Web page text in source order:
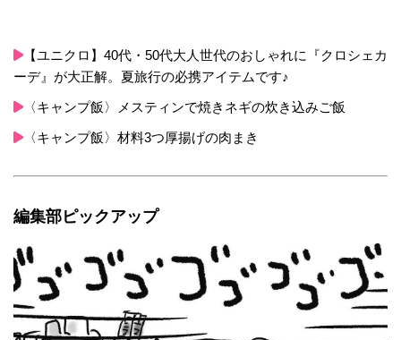
【ユニクロ】40代・50代大人世代のおしゃれに『クロシェカ
ーデ』が大正解。夏旅行の必携アイテムです♪
〈キャンプ飯〉メスティンで焼きネギの炊き込みご飯
〈キャンプ飯〉材料3つ厚揚げの肉まき
編集部ピックアップ